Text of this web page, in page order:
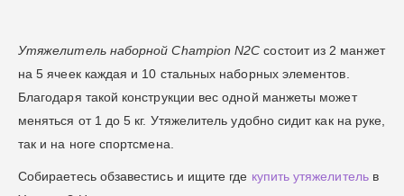
Утяжелитель наборной Champion N2C состоит из 2 манжет
на 5 ячеек каждая и 10 стальных наборных элементов.
Благодаря такой конструкции вес одной манжеты может
меняться от 1 до 5 кг. Утяжелитель удобно сидит как на руке,
так и на ноге спортсмена.
Собираетесь обзавестись и ищите где купить утяжелительв